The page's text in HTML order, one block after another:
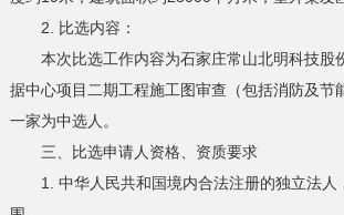
2. 比选内容：
本次比选工作内容为石家庄常山北明科技股
据中心项目二期工程施工图审查（包括消防及节
一家为中选人。
三、比选申请人资格、资质要求
1. 中华人民共和国境内合法注册的独立法人